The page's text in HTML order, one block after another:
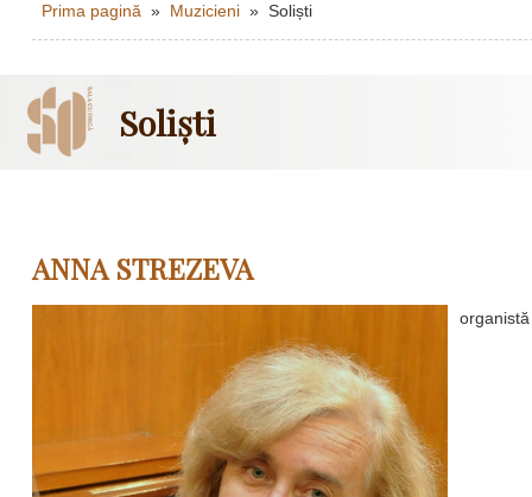
Prima pagină » Muzicieni » Soliști
Soliști
ANNA STREZEVA
organistă